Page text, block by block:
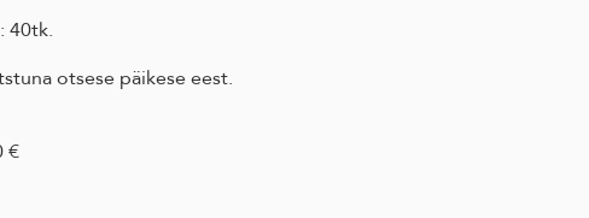
40tk.
otsese päikese eest.
€